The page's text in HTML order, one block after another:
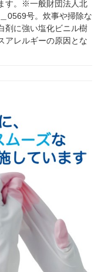
す。※一般財団法人北
0569号。炊事や掃除な
剤に強い塩化ビニル樹
アレルギーの原因とな